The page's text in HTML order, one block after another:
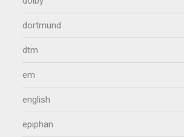
dortmund
dtm
em
english
epiphan